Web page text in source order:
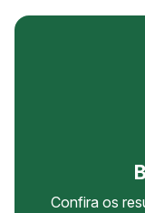
Confira os